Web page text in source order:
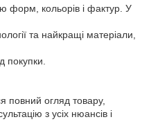
форм, кольорів і фактур. У
та найкращі матеріали,
покупки.
повний огляд товару,
з усіх нюансів і